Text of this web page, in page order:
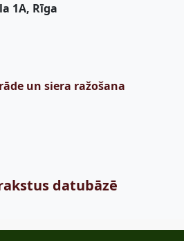
1A, Rīga
un siera ražošana
datubāzē